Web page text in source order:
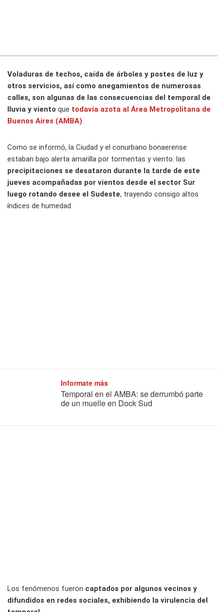
Voladuras de techos, caída de árboles y postes de luz y
otros servicios, así como anegamientos de numerosas
calles, son algunas de las consecuencias del temporal de
lluvia y viento que todavía azota al Área Metropolitana de
Buenos Aires (AMBA).
Como se informó, la Ciudad y el conurbano bonaerense
estaban bajo alerta amarilla por tormentas y viento: las
precipitaciones se desataron durante la tarde de este
jueves acompañadas por vientos desde el sector Sur
luego rotando desee el Sudeste, trayendo consigo altos
índices de humedad.
Informate más
Temporal en el AMBA: se derrumbó parte
de un muelle en Dock Sud
Los fenómenos fueron captados por algunos vecinos y
difundidos en redes sociales, exhibiendo la virulencia del